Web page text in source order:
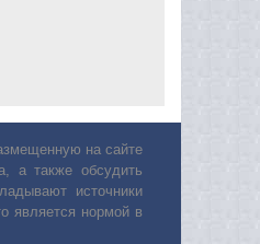
на сайте
а также обсудить
источники
является нормой в